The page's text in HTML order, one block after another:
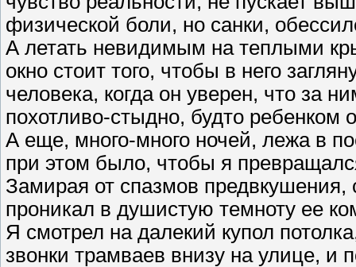
физической боли, но санки,
А летать невидимым на теплыми
окно стоит того, чтобы в него
человека, когда он уверен, что за
похотливо-стыдно, будто ребенком
А еще, много-много ночей, лежа в
при этом было, чтобы я
Замирая от спазмов предвкушения,
проникал в душистую темноту ее
Я смотрел на далекий купол
звонки трамваев внизу на улице, и